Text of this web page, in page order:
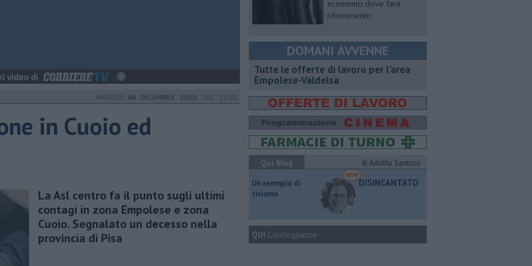
MARTEDÌ 08 DICEMBRE 2020 ORE 19:00
in Cuoio ed
La Asl centro fa il punto sugli ultimi
contagi in zona Empolese e zona
Cuoio. Segnalato un decesso nella
provincia di Pisa
economici dove fare
rifornimento.
DOMANI AVVENNE
​Tutte le offerte di lavoro per l'area
Empolese-Valdelsa
Qui Blog
di Adolfo Santoro
​Un esempio di
civismo
DISINCANTATO
QUI Condoglianze